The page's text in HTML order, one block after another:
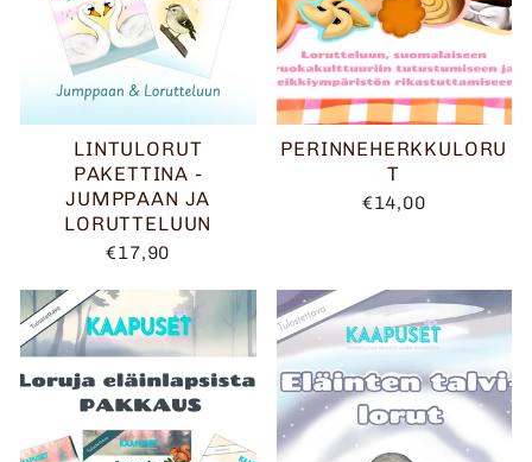
LINTULORUT
PAKETTINA -
JUMPPAAN JA
LORUTTELUUN
€17,90
PERINNEHERKKULORU
T
€14,00